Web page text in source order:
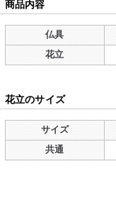
商品内容
仏具
花立
花立のサイズ
サイズ
共通